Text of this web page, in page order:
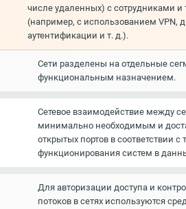
числе удаленных) с сотрудниками
(например, с использованием VPN,
аутентификации и т. д.).
Сети разделены на отдельные
функциональным назначением.
Сетевое взаимодействие между
минимально необходимым и
открытых портов в соответствии с
функционирования систем в
Для авторизации доступа и
потоков в сетях используются